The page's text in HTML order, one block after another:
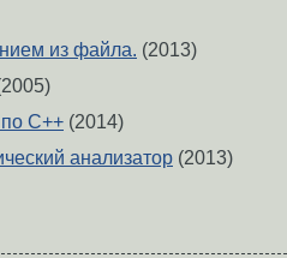
из файла. (2013)
C++ (2014)
анализатор (2013)